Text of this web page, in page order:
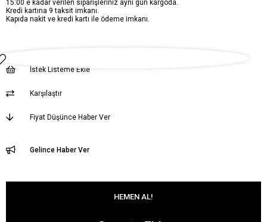
15:00 e kadar verilen siparişleriniz aynı gün kargoda.
Kredi kartına 9 taksit imkanı.
Kapıda nakit ve kredi kartı ile ödeme imkanı.
İstek Listeme Ekle
Karşılaştır
Fiyat Düşünce Haber Ver
Gelince Haber Ver